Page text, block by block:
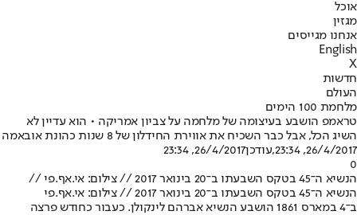
אוכל
מגזין
אנחנו מגייסים
English
X
חדשות
העולם
מלחמת 100 הימים
טראמפ הושבע בעיצומה של מלחמה על צביון אמריקה • הוא עדיין לא
השיג הכל, אבל כבר השכיח את אווירת החידלון של 8 שנות כהונת אובאמה
26/4/2017, 23:34
,עודכן26/4/2017, 23:34
0
הנשיא ה־45 בטקס השבעתו ב־20 בינואר 2017 // צילום: אי.אף.פי //
הנשיא ה־45 בטקס השבעתו ב־20 בינואר 2017 // צילום: אי.אף.פי
ב־4 במארס 1861 הושבע הנשיא אברהם לינקולן. כעבור כחודש פרצה